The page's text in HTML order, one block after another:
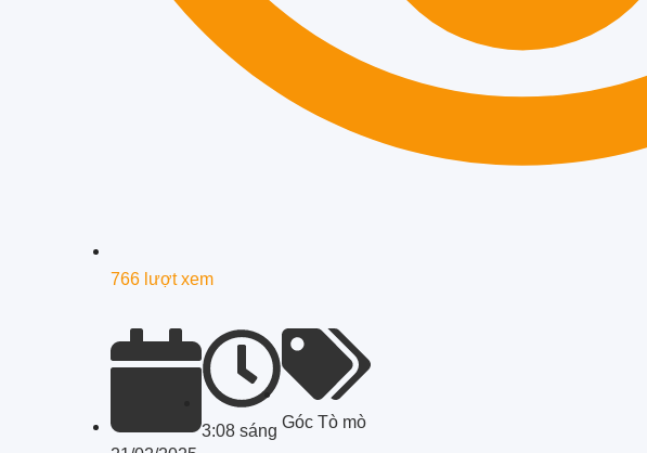
766 lượt xem
3:08 sáng Góc Tò mò